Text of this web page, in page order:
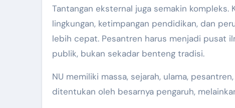
Tantangan eksternal juga semakin
lingkungan, ketimpangan pendidikan, dan
lebih cepat. Pesantren harus menjadi pusat
publik, bukan sekadar benteng tradisi.
NU memiliki massa, sejarah, ulama,
ditentukan oleh besarnya pengaruh,